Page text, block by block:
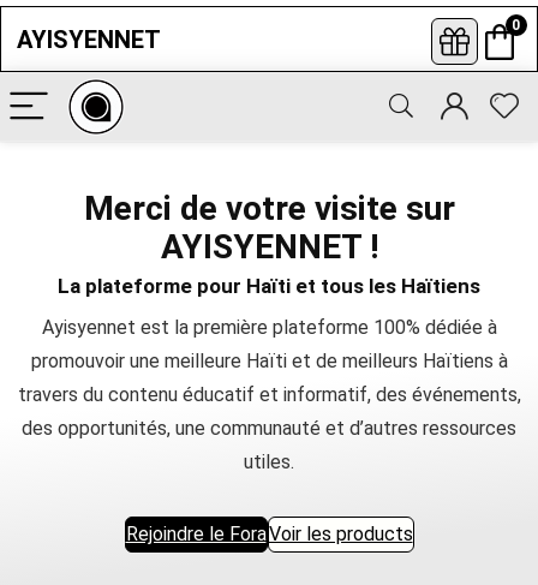
AYISYENNET
vous abonner afin de ne jamais manquer
dernières nouvelles concernant
0
Merci de votre visite sur
AYISYENNET !
La plateforme pour Haïti et tous les Haïtiens
Ayisyennet est la première plateforme 100% dédiée à
promouvoir une meilleure Haïti et de meilleurs Haïtiens à
travers du contenu éducatif et informatif, des événements,
des opportunités, une communauté et d’autres ressources
utiles.
Rejoindre le ForaVoir les products